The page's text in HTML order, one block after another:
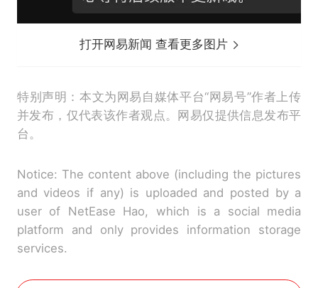
打开网易新闻 查看更多图片
特别声明：本文为网易自媒体平台“网易号”作者上传
并发布，仅代表该作者观点。网易仅提供信息发布平
台。
Notice: The content above (including the pictures
and videos if any) is uploaded and posted by a
user of NetEase Hao, which is a social media
platform and only provides information storage
services.